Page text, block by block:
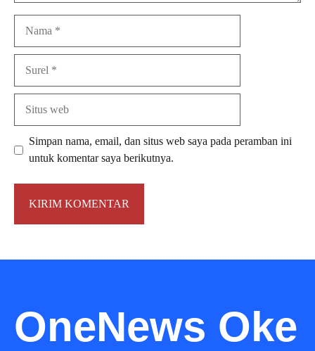
Simpan nama, email, dan situs web saya pada peramban ini
untuk komentar saya berikutnya.
OneNews Oke